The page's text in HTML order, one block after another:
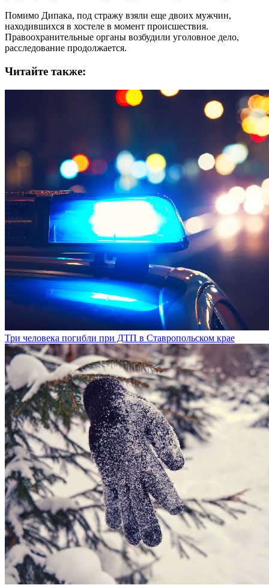
Помимо Дипака, под стражу взяли еще двоих мужчин,
находившихся в хостеле в момент происшествия.
Правоохранительные органы возбудили уголовное дело,
расследование продолжается.
Читайте также:
Три человека погибли при ДТП в Ставропольском крае